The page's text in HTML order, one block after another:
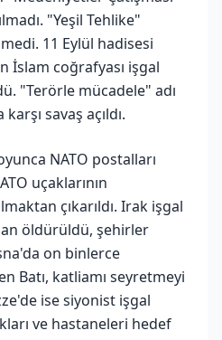
"Yeşil Tehlike"
11 Eylül hadisesi
İslam coğrafyası işgal
"Terörle mücadele" adı
savaş açıldı.
NATO postalları
uçaklarının
çıkarıldı. Irak işgal
öldürüldü, şehirler
on binlerce
Batı, katliamı seyretmeyi
ise siyonist işgal
ve hastaneleri hedef